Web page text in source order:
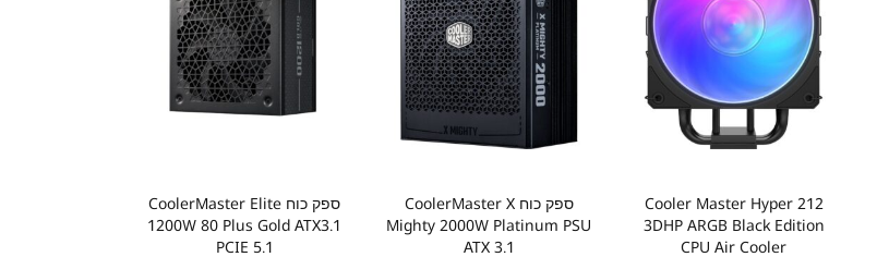
Cooler Master Hyper 212
3DHP ARGB Black Edition
CPU Air Cooler
ספק כוח CoolerMaster X
Mighty 2000W Platinum PSU
ATX 3.1
ספק כוח CoolerMaster Elite
1200W 80 Plus Gold ATX3.1
PCIE 5.1